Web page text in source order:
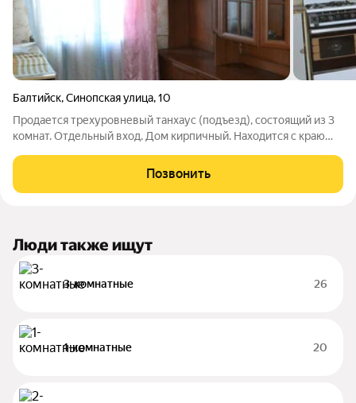
Балтийск,Синопская улица,10
Продается трехуровневый танхаус (подъезд), состоящий из 3
комнат. Отдельный вход. Дом кирпичный. Находится с краю
Соседи только с 1 стороны. Комнаты изолированные.
Состояние-требует ремонта.
Позвонить
Люди также ищут
3-комнатные 26
1-комнатные 20